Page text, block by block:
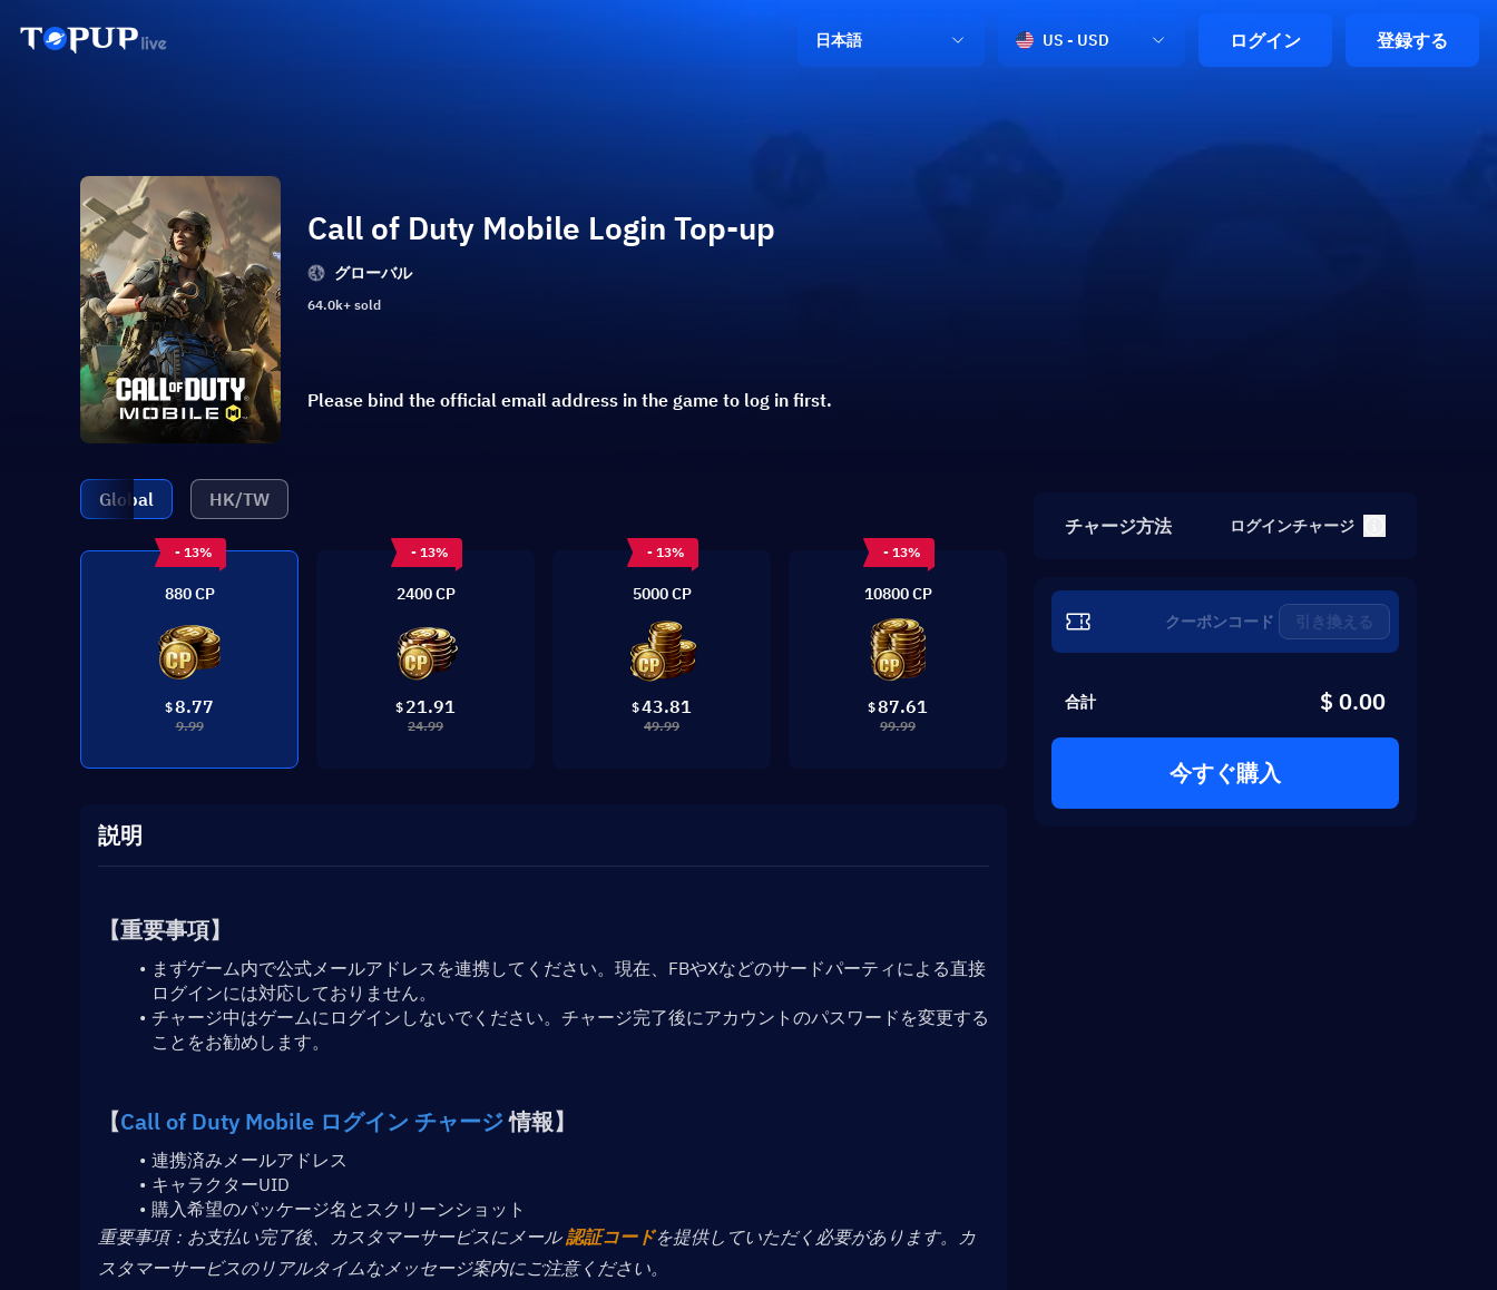
日本語 US - USD ログイン 登録する
Call of Duty Mobile Login Top-up
グローバル
64.0k+ sold
Please bind the official email address in the game to log in first.
Global HK/TW
- 13%
880 CP
$8.77
9.99
- 13%
2400 CP
$ 21.91
24.99
- 13%
5000 CP
$43.81
49.99
- 13%
10800 CP
$87.61
99.99
説明
【重要事項】
まずゲーム内で公式メールアドレスを連携してください。現在、FBやXなどのサードパーティによる直接
ログインには対応しておりません。
チャージ中はゲームにログインしないでください。チャージ完了後にアカウントのパスワードを変更する
ことをお勧めします。
【Call of Duty Mobile ログイン チャージ 情報】
連携済みメールアドレス
キャラクターUID
購入希望のパッケージ名とスクリーンショット
﻿重要事項：お支払い完了後、カスタマーサービスにメール 認証コードを提供していただく必要があります。カ
スタマーサービスのリアルタイムなメッセージ案内にご注意ください。
チャージ方法 ログインチャージ
引き換える
合計 $ 0.00
今すぐ購入